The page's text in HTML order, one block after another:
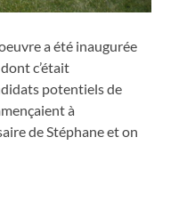
a été inaugurée
c’était
potentiels de
à
de Stéphane et on